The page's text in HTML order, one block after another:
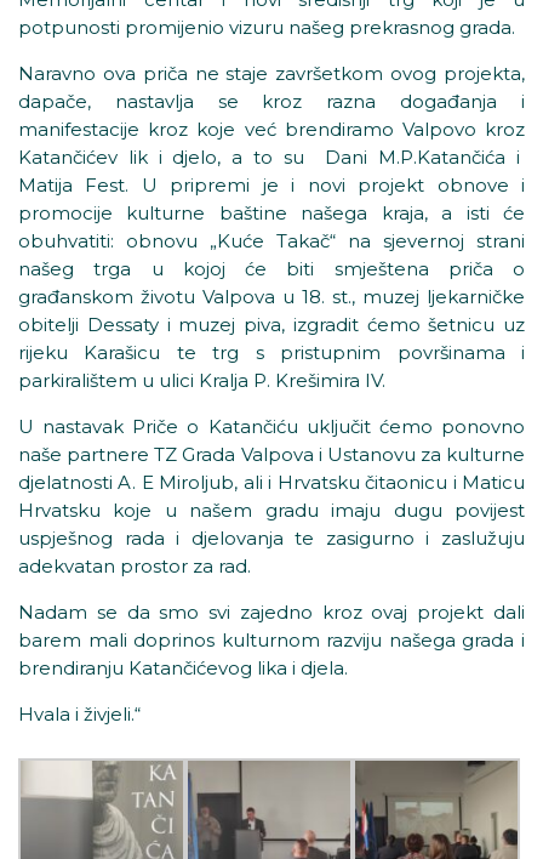
potpunosti promijenio vizuru našeg prekrasnog grada.
Naravno ova priča ne staje završetkom ovog projekta,
dapače, nastavlja se kroz razna događanja i
manifestacije kroz koje već brendiramo Valpovo kroz
Katančićev lik i djelo, a to su Dani M.P.Katančića i
Matija Fest. U pripremi je i novi projekt obnove i
promocije kulturne baštine našega kraja, a isti će
obuhvatiti: obnovu „Kuće Takač“ na sjevernoj strani
našeg trga u kojoj će biti smještena priča o
građanskom životu Valpova u 18. st., muzej ljekarničke
obitelji Dessaty i muzej piva, izgradit ćemo šetnicu uz
rijeku Karašicu te trg s pristupnim površinama i
parkiralištem u ulici Kralja P. Krešimira IV.
U nastavak Priče o Katančiću uključit ćemo ponovno
naše partnere TZ Grada Valpova i Ustanovu za kulturne
djelatnosti A. E Miroljub, ali i Hrvatsku čitaonicu i Maticu
Hrvatsku koje u našem gradu imaju dugu povijest
uspješnog rada i djelovanja te zasigurno i zaslužuju
adekvatan prostor za rad.
Nadam se da smo svi zajedno kroz ovaj projekt dali
barem mali doprinos kulturnom razviju našega grada i
brendiranju Katančićevog lika i djela.
Hvala i živjeli.“